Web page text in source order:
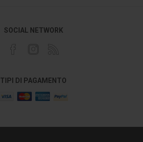
SOCIAL NETWORK
TIPI DI PAGAMENTO